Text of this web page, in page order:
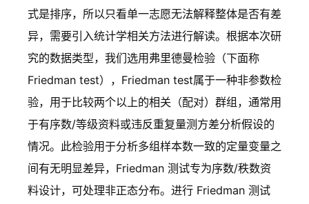
式是排序，所以只看单一志愿无法解释整体是否有差
异，需要引入统计学相关方法进行解读。根据本次研
究的数据类型，我们选用弗里德曼检验（下面称
Friedman test），Friedman test属于一种非参数检
验，用于比较两个以上的相关（配对）群组，通常用
于有序数/等级资料或违反重复量测方差分析假设的
情况。此检验用于分析多组样本数一致的定量变量之
间有无明显差异，Friedman 测试专为序数/秩数资
料设计，可处理非正态分布。进行 Friedman 测试